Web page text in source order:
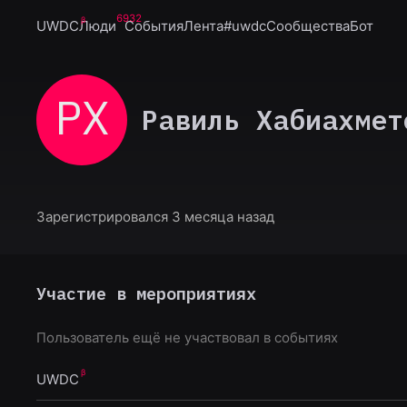
UWDCЛюди6932
СобытияЛента#uwdcСообществаБот
РХ Равиль
Зарегистрировался 3 месяца назад
Участие в мероприятиях
Пользователь ещё не участвовал в событиях
UWDC